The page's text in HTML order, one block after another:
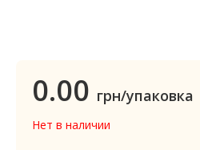
0.00 грн/упаковка
Нет в наличии